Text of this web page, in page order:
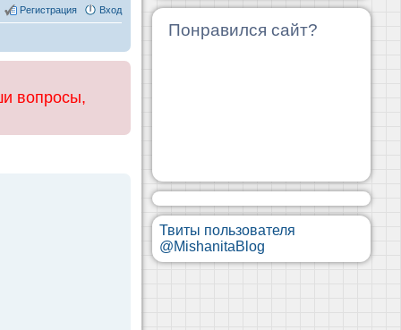
Вход
Регистрация
вопросы,
Понравился сайт?
Твиты пользователя
@MishanitaBlog